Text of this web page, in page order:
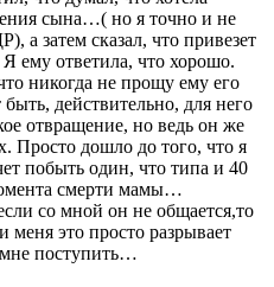
сына…( но я точно и не
а затем сказал, что привезет
ему ответила, что хорошо.
никогда не прощу ему его
действительно, для него
отвращение, но ведь он же
Просто дошло до того, что я
побыть один, что типа и 40
смерти мамы…
со мной он не общается,то
меня это просто разрывает
поступить…